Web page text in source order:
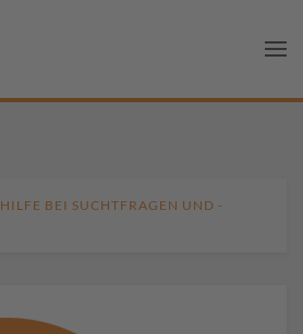
HILFE BEI SUCHTFRAGEN UND -